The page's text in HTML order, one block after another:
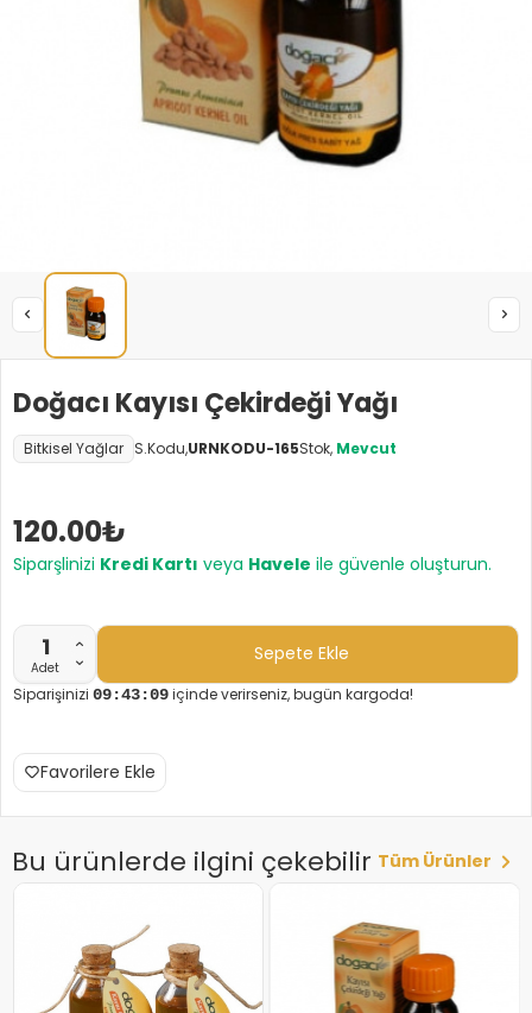
Doğacı Kayısı Çekirdeği Yağı
Bitkisel Yağlar S.Kodu,URNKODU-165Stok, Mevcut
120.00₺
Siparşlinizi Kredi Kartı veya Havele ile güvenle oluşturun.
Adet
Sepete Ekle
Siparişinizi 09:43:09içinde verirseniz, bugün kargoda!
Favorilere Ekle
Bu ürünlerde ilgini çekebilir Tüm Ürünler